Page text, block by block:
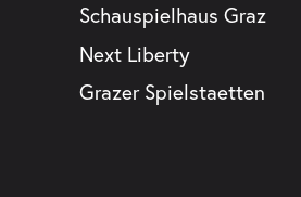
Schauspielhaus Graz
Next Liberty
Grazer Spielstaetten